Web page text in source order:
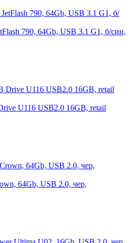
790, 64Gb, USB 3.1 G1, б/син,
U116 USB2.0 16GB, retail
64Gb, USB 2.0, чер,